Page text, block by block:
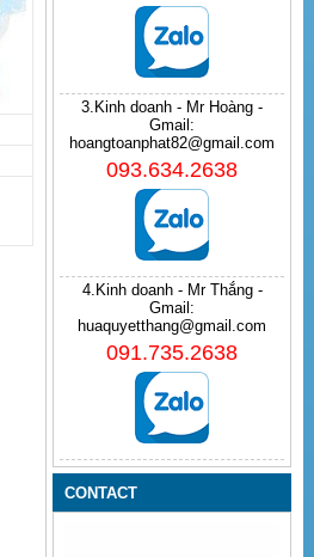
3.Kinh doanh - Mr Hoàng -
Gmail:
hoangtoanphat82@gmail.com
093.634.2638
4.Kinh doanh - Mr Thắng -
Gmail:
huaquyetthang@gmail.com
091.735.2638
CONTACT